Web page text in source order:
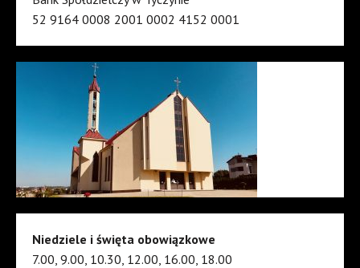
52 9164 0008 2001 0002 4152 0001
Niedziele i święta obowiązkowe
7.00, 9.00, 10.30, 12.00, 16.00, 18.00